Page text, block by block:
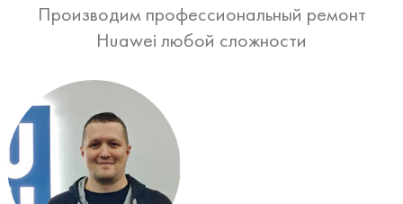
Производим профессиональный ремонт
Huawei любой сложности